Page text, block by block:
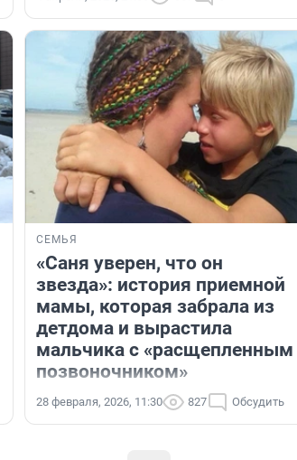
СЕМЬЯ
«Саня уверен, что он
звезда»: история приемной
мамы, которая забрала из
детдома и вырастила
мальчика с «расщепленным
позвоночником»
28 февраля, 2026, 11:30 827 Обсудить